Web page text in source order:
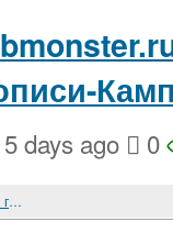
days ago 0
Гитлеровские планы захвата Швеции в 1943 году